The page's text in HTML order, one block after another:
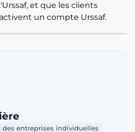
et que les clients
un compte Urssaf.
des entreprises individuelles